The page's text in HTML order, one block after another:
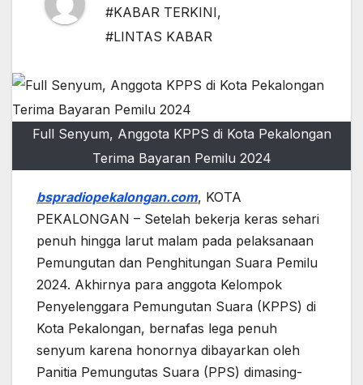
#KABAR TERKINI,
#LINTAS KABAR
Full Senyum, Anggota KPPS di Kota Pekalongan
Terima Bayaran Pemilu 2024
bspradiopekalongan.com, KOTA
PEKALONGAN – Setelah bekerja keras sehari
penuh hingga larut malam pada pelaksanaan
Pemungutan dan Penghitungan Suara Pemilu
2024. Akhirnya para anggota Kelompok
Penyelenggara Pemungutan Suara (KPPS) di
Kota Pekalongan, bernafas lega penuh
senyum karena honornya dibayarkan oleh
Panitia Pemungutas Suara (PPS) dimasing-